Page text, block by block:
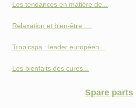
Les tendances en matière de...
Relaxation et bien-être :...
Tropicspa : leader européen...
Les bienfaits des cures...
Spare parts